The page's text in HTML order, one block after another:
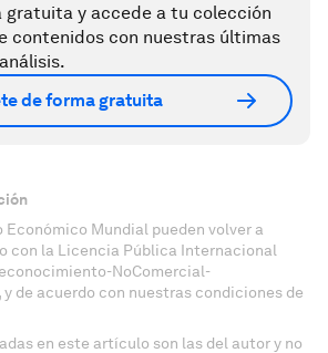
gratuita y accede a tu colección
contenidos con nuestras últimas
de forma gratuita
Económico Mundial pueden volver a
con la Licencia Pública Internacional
NoComercial-
de acuerdo con nuestras condiciones de
en este artículo son las del autor y no